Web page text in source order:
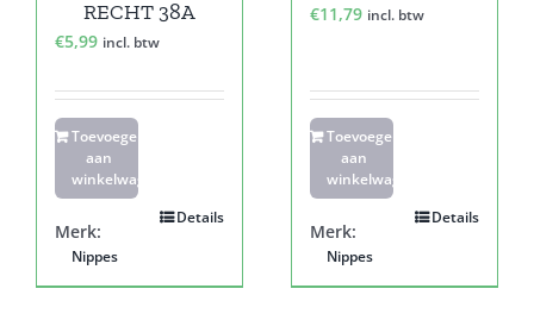
RECHT 38A
€5,99 incl. btw
Toevoegen
aan
winkelwagen
Details
Merk:
Nippes
€11,79 incl. btw
Toevoegen
aan
winkelwagen
Details
Merk:
Nippes